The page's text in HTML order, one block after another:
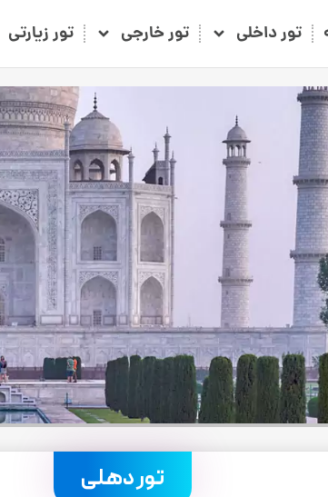
تور داخلی تور خارجی تور زیارتی
تور دهلی